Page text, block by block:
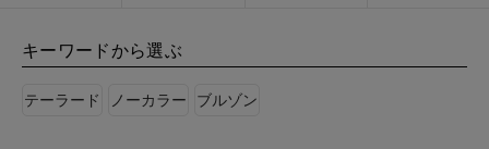
キーワードから選ぶ
テーラード ノーカラー ブルゾン